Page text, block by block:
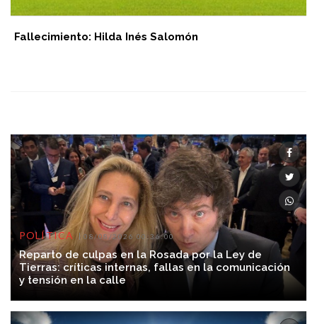
Fallecimiento: Hilda Inés Salomón
POLÍTICA 08/08/2026 00:36:00
Reparto de culpas en la Rosada por la Ley de
Tierras: críticas internas, fallas en la comunicación
y tensión en la calle